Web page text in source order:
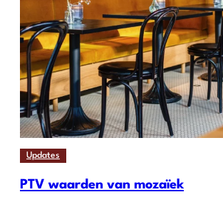
Updates
PTV waarden van mozaïek